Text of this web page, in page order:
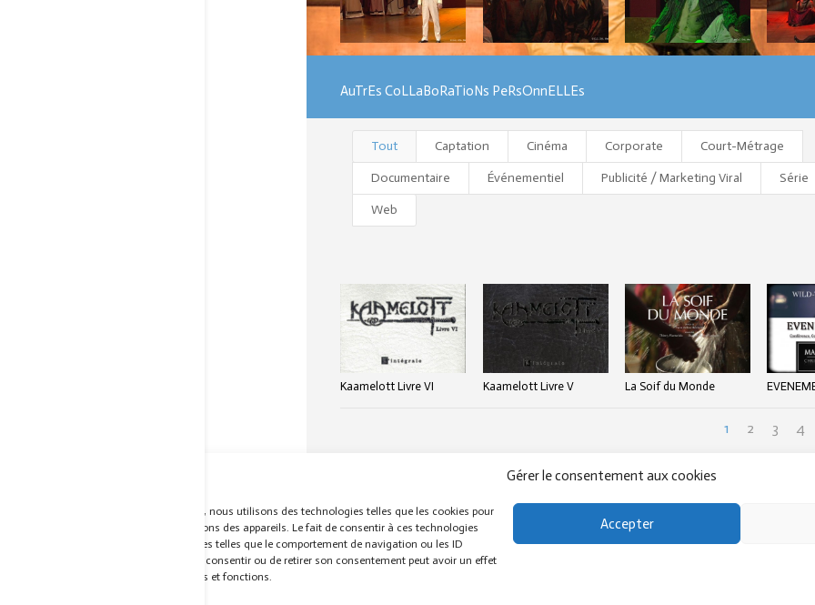
Gérer le consentement aux cookies
Pour offrir les meilleures expériences, nous utilisons des technologies telles que les cookies pour
stocker et/ou accéder aux informations des appareils. Le fait de consentir à ces technologies
nous permettra de traiter des données telles que le comportement de navigation ou les ID
uniques sur ce site. Le fait de ne pas consentir ou de retirer son consentement peut avoir un effet
négatif sur certaines caractéristiques et fonctions.
Accepter
AuTrEs CoLLaBoRaTioNs PeRsOnnELLEs
Tout Captation Cinéma Corporate Court-Métrage
Documentaire Événementiel Publicité / Marketing Viral Série
Web
Kaamelott Livre VI Kaamelott Livre V La Soif du Monde
1 2 3 4